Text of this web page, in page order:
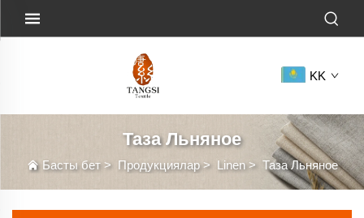
KK
Таза Льняное
Басты бет> Продукциялар> Linen> Таза Льняное